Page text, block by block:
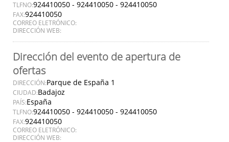
TLFNO:924410050 - 924410050 - 924410050
FAX:924410050
CORREO ELETRÓNICO:
DIRECCIÓN WEB:
Dirección del evento de apertura de
ofertas
DIRECCIÓN:Parque de España 1
CIUDAD:Badajoz
PAÍS:España
TLFNO:924410050 - 924410050 - 924410050
FAX:924410050
CORREO ELETRÓNICO:
DIRECCIÓN WEB: